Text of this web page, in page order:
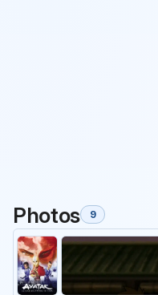
Photos 9